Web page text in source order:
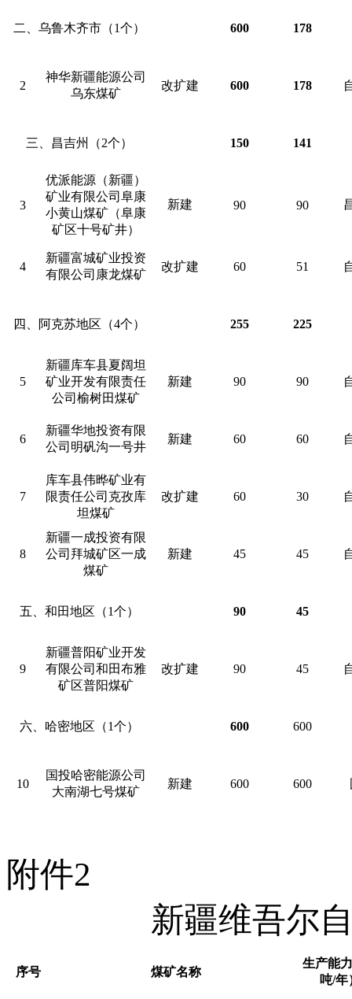
二、乌鲁木齐市（1个） 600 178
2
神华新疆能源公司
乌东煤矿
改扩建 600 178
三、昌吉州（2个） 150 141
3
优派能源（新疆）
矿业有限公司阜康
小黄山煤矿（阜康
矿区十号矿井）
新建 90 90
4
新疆富城矿业投资
有限公司康龙煤矿
改扩建 60 51
四、阿克苏地区（4个） 255 225
5
新疆库车县夏阔坦
矿业开发有限责任
公司榆树田煤矿
新建 90 90
6
新疆华地投资有限
公司明矾沟一号井
新建 60 60
7
库车县伟晔矿业有
限责任公司克孜库
坦煤矿
改扩建 60 30
8
新疆一成投资有限
公司拜城矿区一成
煤矿
新建 45 45
五、和田地区（1个） 90 45
9
新疆普阳矿业开发
有限公司和田布雅
矿区普阳煤矿
改扩建 90 45
六、哈密地区（1个） 600 600
10
国投哈密能源公司
大南湖七号煤矿
新建 600 600
附件2
新疆维吾尔
序号 煤矿名称
生产能
吨/年